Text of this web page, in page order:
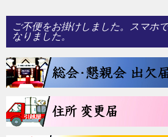
ご不便をお掛けしました。スマホ
なりました。